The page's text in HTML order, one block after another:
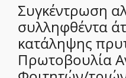
Συγκέντρωση
συλληφθέντα
κατάληψης
Πρωτοβουλία